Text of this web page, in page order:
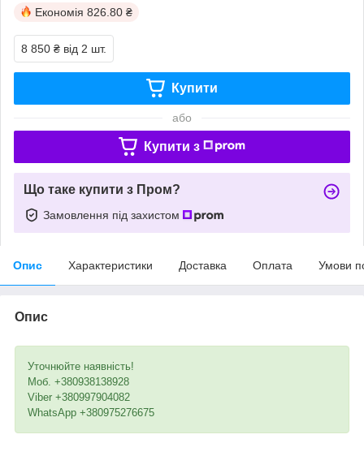
Економія 826.80 ₴
8 850 ₴ від 2 шт.
Купити
або
Купити з
Що таке купити з Пром?
Замовлення під захистом
Опис Характеристики Доставка Оплата Умови
Опис
Уточнюйте наявність!
Моб. +380938138928
Viber +380997904082
WhatsApp +380975276675